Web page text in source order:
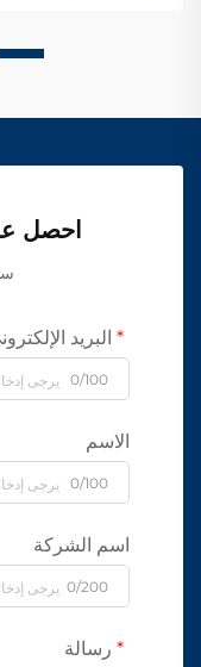
احصل
البريد
0/100
الاسم
0/100
اسم الشركة
0/200
رسالة